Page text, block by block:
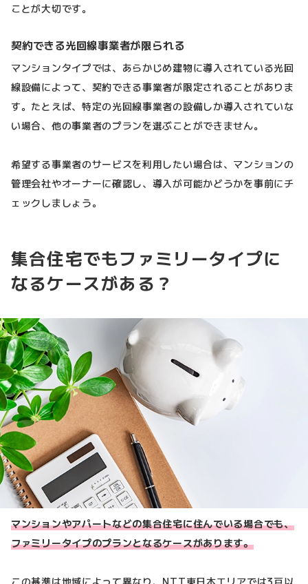
ことが大切です。
契約できる光回線事業者が限られる
マンションタイプでは、あらかじめ建物に導入されている光回
線設備によって、契約できる事業者が限定されることがありま
す。たとえば、特定の光回線事業者の設備しか導入されていな
い場合、他の事業者のプランを選ぶことができません。
希望する事業者のサービスを利用したい場合は、マンションの
管理会社やオーナーに確認し、導入が可能かどうかを事前にチ
ェックしましょう。
集合住宅でもファミリータイプに
なるケースがある？
マンションやアパートなどの集合住宅に住んでいる場合でも、
ファミリータイプのプランとなるケースがあります。
この基準は地域によって異なり、NTT東日本エリアでは3戸以